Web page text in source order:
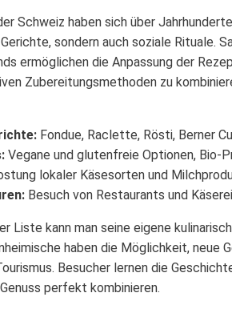
Schweiz haben sich über
sondern auch soziale Rituale.
ermöglichen die Anpassung der
Zubereitungsmethoden zu
Fondue, Raclette, Rösti, Berner
Vegane und glutenfreie Optionen, Bio-
lokaler Käsesorten und
Besuch von Restaurants und
Liste kann man seine eigene
haben die Möglichkeit,
Besucher lernen die
perfekt kombinieren.